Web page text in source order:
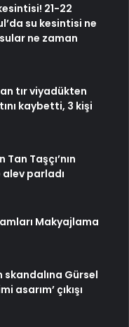
21-22
su kesintisi ne
ne zaman
tır viyadükten
kaybetti, 3 kişi
Tan Taşçı’nın
parladı
Makyajlama
skandalına Gürsel
asarım’ çıkışı